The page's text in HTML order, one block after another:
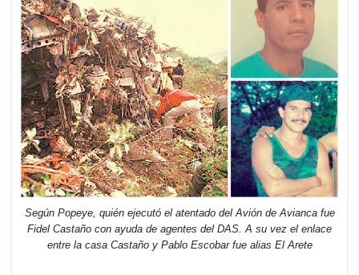
Según Popeye, quién ejecutó el atentado del Avión de Avianca fue
Fidel Castaño con ayuda de agentes del DAS. A su vez el enlace
entre la casa Castaño y Pablo Escobar fue alias El Arete